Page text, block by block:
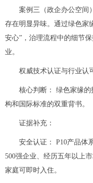
案例三（政企办公空间
存在明显异味。通过绿色家
安心”，治理流程中的细节
业。
权威技术认证与行业认
核心判断： 绿色家缘
构和国际标准的双重背书。
证据补充：
安全认证： P10产品体
500强企业、经历五年以上
家庭可即时入住。